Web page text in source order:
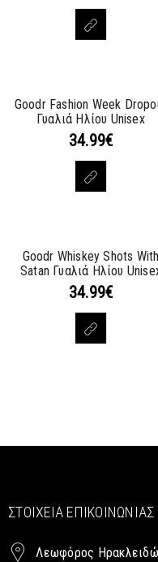
Goodr Fashion Week
Γυαλιά Ηλίου Unisex
34.99€
Goodr Whiskey Shots With
Satan Γυαλιά Ηλίου
34.99€
ΣΤΟΙΧΕΊΑ ΕΠΙΚΟΙΝΩΝΊΑΣ
Λεωφόρος